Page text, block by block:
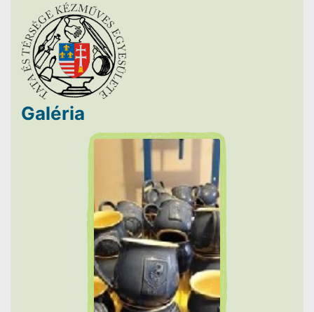
Galéria